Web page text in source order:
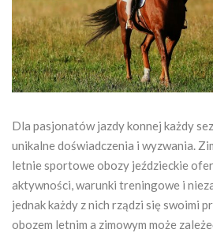
Dla pasjonatów jazdy konnej każdy
unikalne doświadczenia i wyzwania.
letnie sportowe obozy jeździeckie
aktywności, warunki treningowe i
jednak każdy z nich rządzi się swoimi
obozem letnim a zimowym może